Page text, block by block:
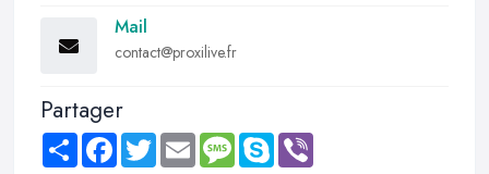
Mail
contact@proxilive.fr
Partager
Share FacebookTwitter Email MessageSkype